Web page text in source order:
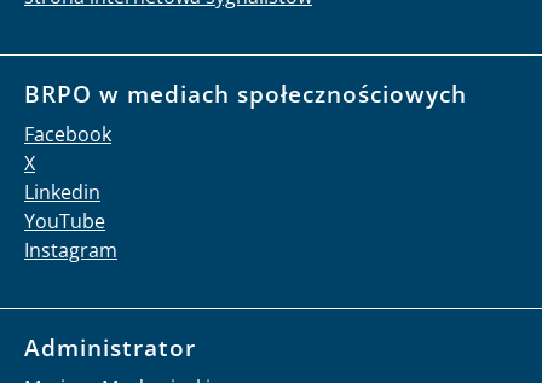
BRPO w mediach społecznościowych
Facebook
X
Linkedin
YouTube
Instagram
Administrator